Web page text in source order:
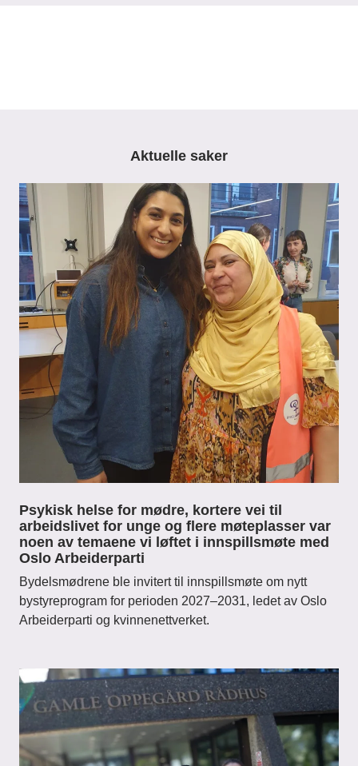
Aktuelle saker
Psykisk helse for mødre, kortere vei til
arbeidslivet for unge og flere møteplasser var
noen av temaene vi løftet i innspillsmøte med
Oslo Arbeiderparti
Bydelsmødrene ble invitert til innspillsmøte om nytt
bystyreprogram for perioden 2027–2031, ledet av Oslo
Arbeiderparti og kvinnenettverket.